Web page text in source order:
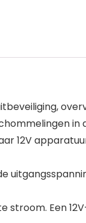
12V
Een